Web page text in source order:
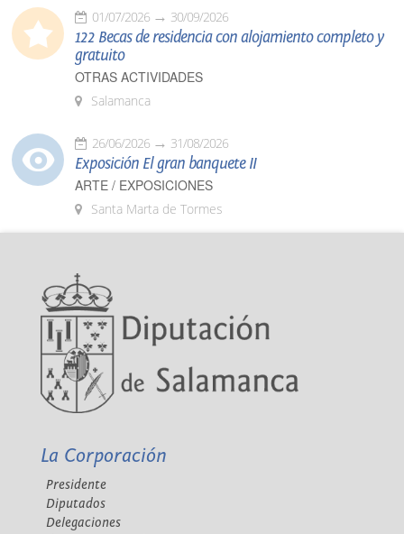
01/07/2026 30/09/2026
122 Becas de residencia con alojamiento completo y
gratuito
OTRAS ACTIVIDADES
Salamanca
26/06/2026 31/08/2026
Exposición El gran banquete II
ARTE / EXPOSICIONES
Santa Marta de Tormes
La Corporación
Presidente
Diputados
Delegaciones